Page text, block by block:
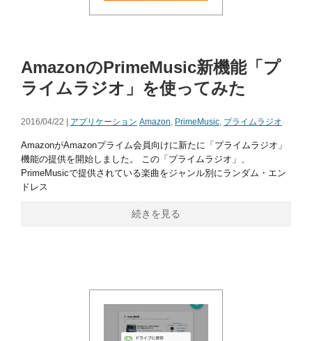
AmazonのPrimeMusic新機能「プ
ライムラジオ」を使ってみた
2016/04/22 | アプリケーション Amazon, PrimeMusic, プライムラジオ
AmazonがAmazonプライム会員向けに新たに「プライムラジオ」
機能の提供を開始しました。 この「プライムラジオ」、
PrimeMusicで提供されている楽曲をジャンル別にランダム・エン
ドレス
続きを見る